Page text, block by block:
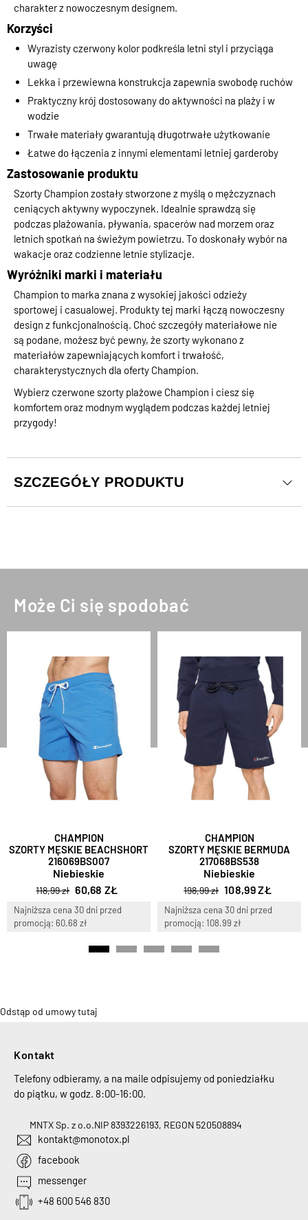
charakter z nowoczesnym designem.
Korzyści
Wyrazisty czerwony kolor podkreśla letni styl i przyciąga
uwagę
Lekka i przewiewna konstrukcja zapewnia swobodę ruchów
Praktyczny krój dostosowany do aktywności na plaży i w
wodzie
Trwałe materiały gwarantują długotrwałe użytkowanie
Łatwe do łączenia z innymi elementami letniej garderoby
Zastosowanie produktu
Szorty Champion zostały stworzone z myślą o mężczyznach
ceniących aktywny wypoczynek. Idealnie sprawdzą się
podczas plażowania, pływania, spacerów nad morzem oraz
letnich spotkań na świeżym powietrzu. To doskonały wybór na
wakacje oraz codzienne letnie stylizacje.
Wyróżniki marki i materiału
Champion to marka znana z wysokiej jakości odzieży
sportowej i casualowej. Produkty tej marki łączą nowoczesny
design z funkcjonalnością. Choć szczegóły materiałowe nie
są podane, możesz być pewny, że szorty wykonano z
materiałów zapewniających komfort i trwałość,
charakterystycznych dla oferty Champion.
Wybierz czerwone szorty plażowe Champion i ciesz się
komfortem oraz modnym wyglądem podczas każdej letniej
przygody!
SZCZEGÓŁY PRODUKTU
Może Ci się spodobać
CHAMPION
SZORTY MĘSKIE BEACHSHORT
216069BS007
Niebieskie
118,99 zł 60,68 ZŁ
Najniższa cena 30 dni przed
promocją: 60.68 zł
CHAMPION
SZORTY MĘSKIE BERMUDA
217068BS538
Niebieskie
198,99 zł 108,99 ZŁ
Najniższa cena 30 dni przed
promocją: 108.99 zł
Odstąp od umowy tutaj
Kontakt
Telefony odbieramy, a na maile odpisujemy od poniedziałku
do piątku, w godz. 8:00-16:00.
MNTX Sp. z o.o.NIP 8393226193, REGON 520508894
kontakt@monotox.pl
facebook
messenger
+48 600 546 830